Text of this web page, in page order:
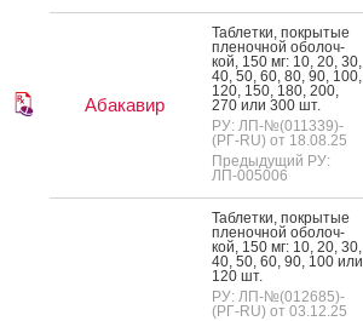
Абакавир
Таб­летки, пок­ры­тые
пле­ноч­ной обо­лоч­
кой, 150 мг: 10, 20, 30,
40, 50, 60, 80, 90, 100,
120, 150, 180, 200,
270 или 300 шт.
РУ: ЛП-№(011339)-
(РГ-RU) от 18.08.25
Предыдущий РУ:
ЛП-005006
Таб­летки, пок­ры­тые
пле­ноч­ной обо­лоч­
кой, 150 мг: 10, 20, 30,
40, 50, 60, 90, 100 или
120 шт.
РУ: ЛП-№(012685)-
(РГ-RU) от 03.12.25